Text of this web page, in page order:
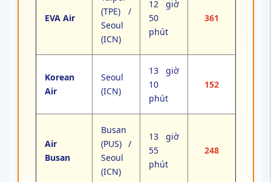
EVA Air
(TPE) /
Seoul
(ICN)
12 giờ
50
phút
361
Korean
Air
Seoul
(ICN)
13 giờ
10
phút
152
Air
Busan
Busan
(PUS) /
Seoul
(ICN)
13 giờ
55
phút
248